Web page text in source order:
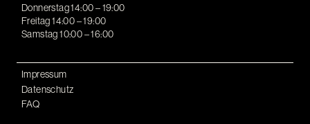
Donnerstag 14:00 – 19:00
Freitag 14:00 – 19:00
Samstag 10:00 – 16:00
Impressum
Datenschutz
FAQ